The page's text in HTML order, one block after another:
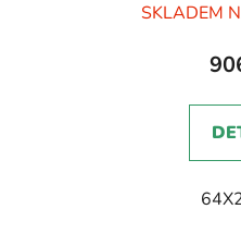
SKLADEM